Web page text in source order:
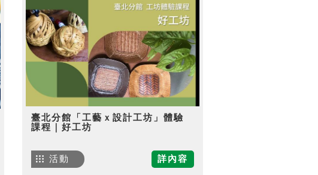
臺北分館「工藝ｘ設計工坊」體驗
課程｜好工坊
詳內容
活動